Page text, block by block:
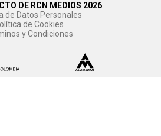
DE RCN MEDIOS 2026
de Datos Personales
de Cookies
y Condiciones